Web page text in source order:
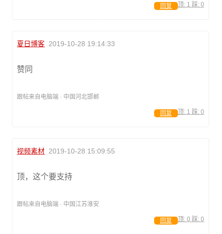
顶: 1 踩: 0
回复
夏日博客 2019-10-28 19:14:33
赞同
跟帖来自电脑端 · 中国河北邯郸
顶: 1 踩: 0
回复
视频素材 2019-10-28 15:09:55
顶，这个要支持
跟帖来自电脑端 · 中国江苏淮安
顶: 0 踩: 0
回复